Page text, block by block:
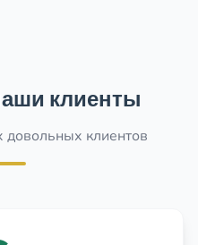
клиенты
клиентов